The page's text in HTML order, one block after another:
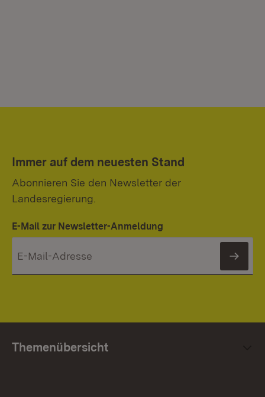
Immer auf dem neuesten Stand
Abonnieren Sie den Newsletter der
Landesregierung.
E-Mail zur Newsletter-Anmeldung
Themenübersicht